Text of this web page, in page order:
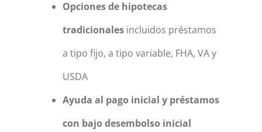
Opciones de hipotecas
tradicionalesincluidos préstamos
a tipo fijo, a tipo variable, FHA, VA y
USDA
Ayuda al pago inicial y préstamos
con bajo desembolso inicial